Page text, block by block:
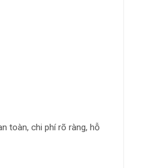
toàn, chi phí rõ ràng, hỗ